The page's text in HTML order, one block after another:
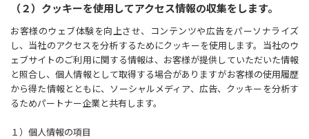
（２）クッキーを使用してアクセス情報の収集をします。
お客様のウェブ体験を向上させ、コンテンツや広告をパーソナライズ
し、当社のアクセスを分析するためにクッキーを使用します。当社のウ
ェブサイトのご利用に関する情報は、お客様が提供していただいた情報
と照合し、個人情報として取得する場合がありますがお客様の使用履歴
から得た情報とともに、ソーシャルメディア、広告、クッキーを分析す
るためパートナー企業と共有します。
１）個人情報の項目